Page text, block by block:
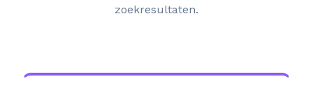
zoekresultaten.